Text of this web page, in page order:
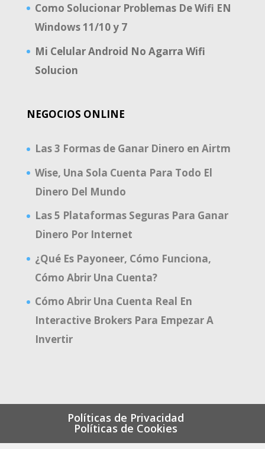
Como Solucionar Problemas De Wifi EN
Windows 11/10 y 7
Mi Celular Android No Agarra Wifi
Solucion
NEGOCIOS ONLINE
Las 3 Formas de Ganar Dinero en Airtm
Wise, Una Sola Cuenta Para Todo El
Dinero Del Mundo
Las 5 Plataformas Seguras Para Ganar
Dinero Por Internet
¿Qué Es Payoneer, Cómo Funciona,
Cómo Abrir Una Cuenta?
Cómo Abrir Una Cuenta Real En
Interactive Brokers Para Empezar A
Invertir
Políticas de Privacidad
Políticas de Cookies